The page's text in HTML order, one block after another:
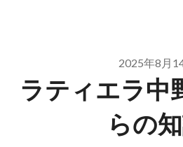
2025年8月
ラティエラ中
らの